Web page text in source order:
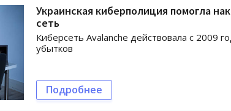
Украинская киберполиция помогла
сеть
Киберсеть Avalanche действовала с 2009
убытков
Подробнее